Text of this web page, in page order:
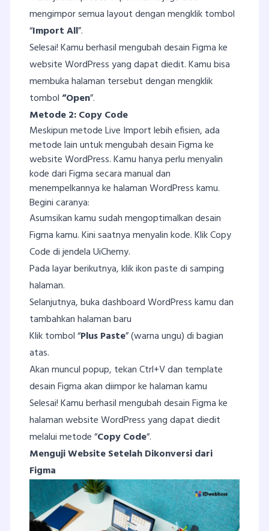
mengimpor semua layout dengan mengklik tombol
“Import All”.
Selesai! Kamu berhasil mengubah desain Figma ke
website WordPress yang dapat diedit. Kamu bisa
membuka halaman tersebut dengan mengklik
tombol“Open”.
Metode 2: Copy Code
Meskipun metode Live Import lebih efisien, ada
metode lain untuk mengubah desain Figma ke
website WordPress. Kamu hanya perlu menyalin
kode dari Figma secara manual dan
menempelkannya ke halaman WordPress kamu.
Begini caranya:
Asumsikan kamu sudah mengoptimalkan desain
Figma kamu. Kini saatnya menyalin kode. Klik Copy
Code di jendela UiChemy.
Pada layar berikutnya, klik ikon paste di samping
halaman.
Selanjutnya, buka dashboard WordPress kamu dan
tambahkan halaman baru
Klik tombol “Plus Paste” (warna ungu) di bagian
atas.
Akan muncul popup, tekan Ctrl+V dan template
desain Figma akan diimpor ke halaman kamu
Selesai! Kamu berhasil mengubah desain Figma ke
halaman website WordPress yang dapat diedit
melalui metode “Copy Code“.
Menguji Website Setelah Dikonversi dari
Figma